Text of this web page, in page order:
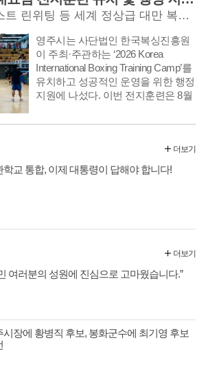
올림픽 금메달리스트 린위팅 등 세계 정상급 대만 복싱 선수단 영주 방문
영주시는 사단법인 한국복싱진흥원
이 주최·주관하는 ‘2026 Korea
International Boxing Training Camp’를
유치하고 성공적인 운영을 위한 행정
지원에 나섰다. 이번 전지훈련은 8월
서 진행되며,
학교 통합, 이제 대통령이 답해야 합니다!
더보기
여러분의 성원에 진심으로 고마웠습니다.”
시장에 황병직 후보, 봉화군수에 최기영 후보
더보기